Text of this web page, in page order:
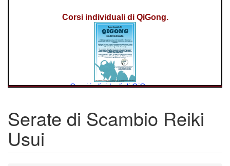
Serate di Scambio Reiki
Usui